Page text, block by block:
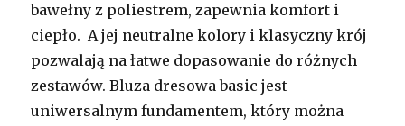
bawełny z poliestrem, zapewnia komfort i
ciepło. A jej neutralne kolory i klasyczny krój
pozwalają na łatwe dopasowanie do różnych
zestawów. Bluza dresowa basic jest
uniwersalnym fundamentem, który można